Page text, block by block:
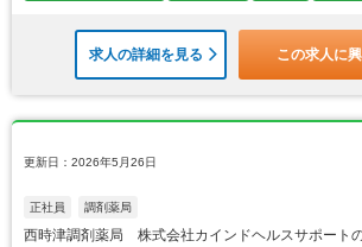
求人の詳細を見る この求人に
更新日：2026年5月26日
正社員 調剤薬局
西時津調剤薬局 株式会社カインドヘルスサポート